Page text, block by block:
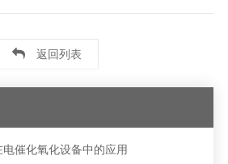
返回列表
催化氧化设备中的应用